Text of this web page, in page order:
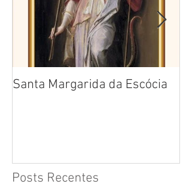
Santa Margarida da Escócia
Posts Recentes